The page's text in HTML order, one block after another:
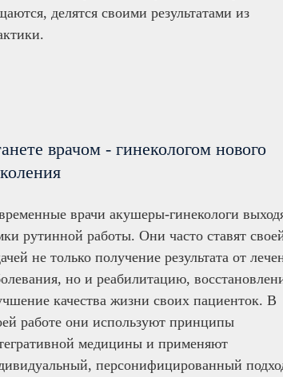
делятся своими результатами из
врачом - гинекологом нового
врачи акушеры-гинекологи
рутинной работы. Они часто ставят
не только получение результата от
но и реабилитацию,
качества жизни своих пациенток. В
работе они используют принципы
медицины и применяют
персонифицированный